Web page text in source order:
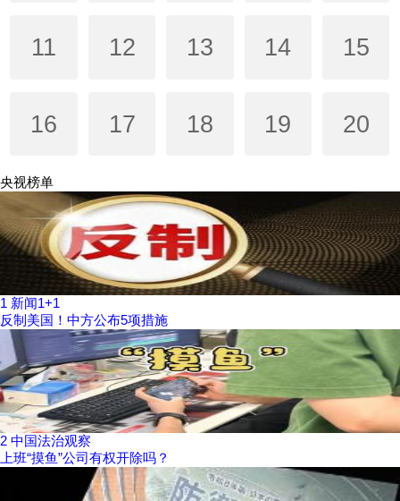
11 12 13 14 15
16 17 18 19 20
央视榜单
1 新闻1+1
反制美国！中方公布5项措施
2 中国法治观察
上班“摸鱼”公司有权开除吗？